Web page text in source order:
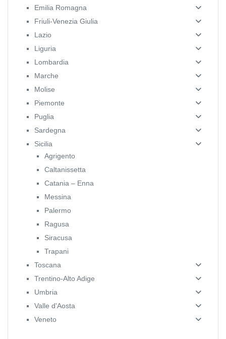
Emilia Romagna
Friuli-Venezia Giulia
Lazio
Liguria
Lombardia
Marche
Molise
Piemonte
Puglia
Sardegna
Sicilia
Agrigento
Caltanissetta
Catania – Enna
Messina
Palermo
Ragusa
Siracusa
Trapani
Toscana
Trentino-Alto Adige
Umbria
Valle d'Aosta
Veneto